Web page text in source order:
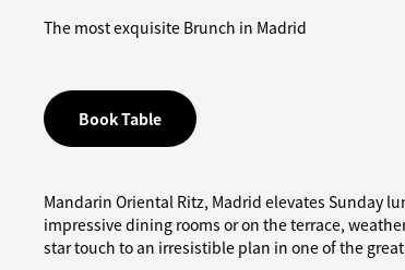
The most exquisite Brunch in Madrid
Book Table
Mandarin Oriental Ritz, Madrid elevates Sunday
impressive dining rooms or on the terrace,
star touch to an irresistible plan in one of the